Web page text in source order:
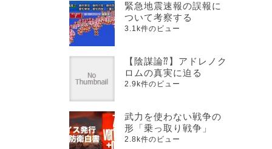
緊急地震速報の誤報に
ついて考察する
3.1k件のビュー
【陰謀論⁇】アドレノク
ロムの真実に迫る
2.9k件のビュー
武力を使わない戦争の
形「乗っ取り戦争」
2.8k件のビュー